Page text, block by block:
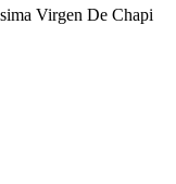
Virgen De Chapi